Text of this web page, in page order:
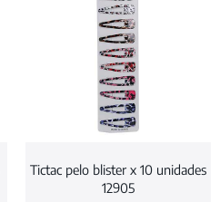
Tictac pelo blister x 10 unidades
12905